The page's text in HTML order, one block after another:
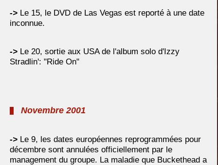
-> Le 15, le DVD de Las Vegas est reporté à une date
inconnue.
-> Le 20, sortie aux USA de l'album solo d'Izzy
Stradlin': "Ride On"
Novembre 2001
-> Le 9, les dates européennes reprogrammées pour
décembre sont annulées officiellement par le
management du groupe. La maladie que Buckethead a